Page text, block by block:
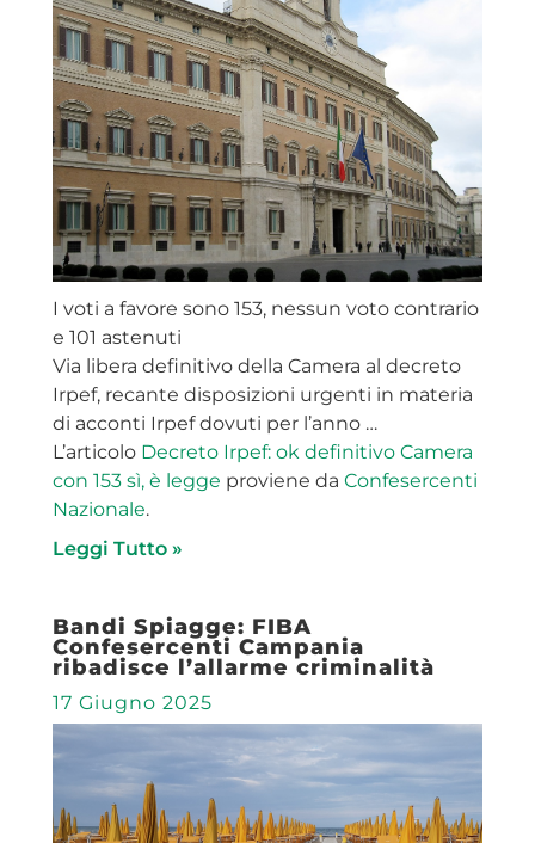
I voti a favore sono 153, nessun voto contrario
e 101 astenuti
Via libera definitivo della Camera al decreto
Irpef, recante disposizioni urgenti in materia
di acconti Irpef dovuti per l’anno …
L’articolo Decreto Irpef: ok definitivo Camera
con 153 sì, è legge proviene daConfesercenti
Nazionale.
Leggi Tutto »
Bandi Spiagge: FIBA
Confesercenti Campania
ribadisce l’allarme criminalità
17 Giugno 2025